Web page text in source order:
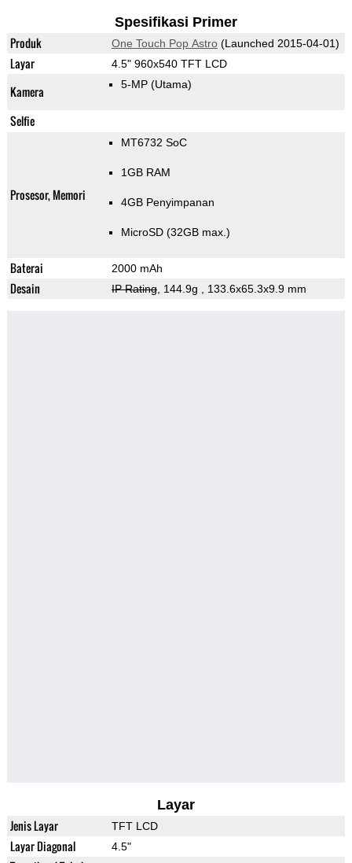
Spesifikasi Primer
Produk One Touch Pop Astro(Launched 2015-04-01)
Layar 4.5" 960x540 TFT LCD
Kamera 5-MP (Utama)
Selfie
Prosesor, Memori
MT6732 SoC
1GB RAM
4GB Penyimpanan
MicroSD (32GB max.)
Baterai 2000 mAh
Desain IP Rating, 144.9g , 133.6x65.3x9.9 mm
Layar
Jenis Layar TFT LCD
Layar Diagonal 4.5"